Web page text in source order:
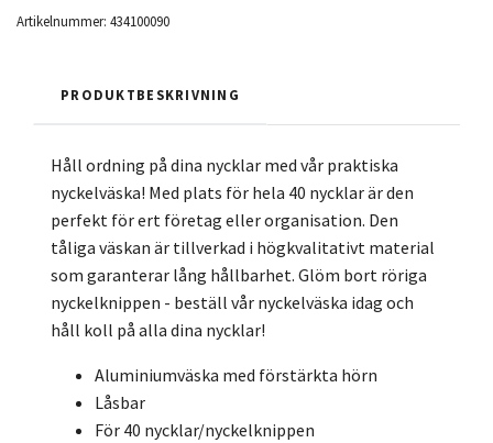
Artikelnummer: 434100090
PRODUKTBESKRIVNING
Håll ordning på dina nycklar med vår praktiska
nyckelväska! Med plats för hela 40 nycklar är den
perfekt för ert företag eller organisation. Den
tåliga väskan är tillverkad i högkvalitativt material
som garanterar lång hållbarhet. Glöm bort röriga
nyckelknippen - beställ vår nyckelväska idag och
håll koll på alla dina nycklar!
Aluminiumväska med förstärkta hörn
Låsbar
För 40 nycklar/nyckelknippen